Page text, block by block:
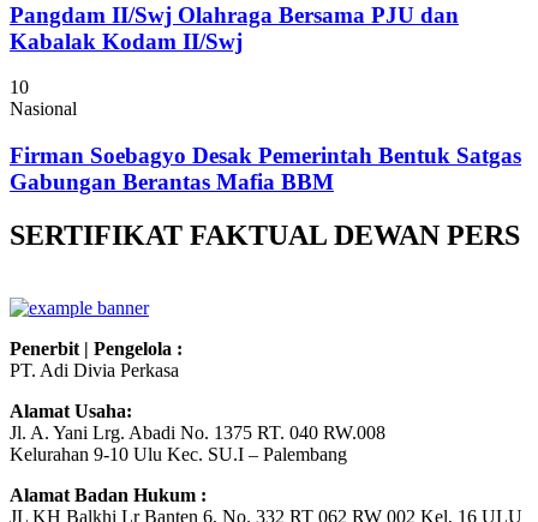
Pangdam II/Swj Olahraga Bersama PJU dan
Kabalak Kodam II/Swj
10
Nasional
Firman Soebagyo Desak Pemerintah Bentuk Satgas
Gabungan Berantas Mafia BBM
SERTIFIKAT FAKTUAL DEWAN PERS
Penerbit | Pengelola :
PT. Adi Divia Perkasa
Alamat Usaha:
Jl. A. Yani Lrg. Abadi No. 1375 RT. 040 RW.008
Kelurahan 9-10 Ulu Kec. SU.I – Palembang
Alamat Badan Hukum :
JL KH Balkhi Lr Banten 6, No. 332 RT 062 RW 002 Kel, 16 ULU